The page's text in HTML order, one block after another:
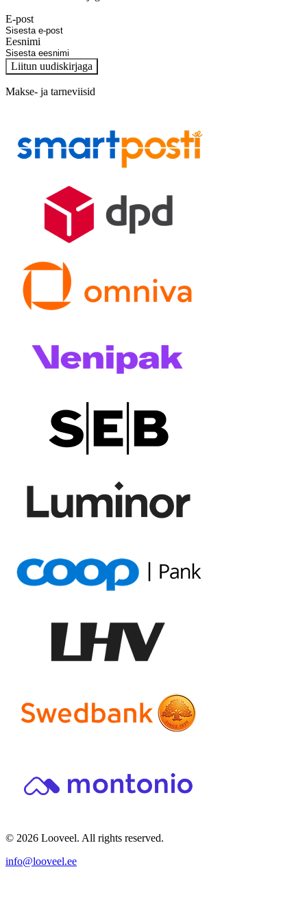
E-post
Eesnimi
Liitun uudiskirjaga
Makse- ja tarneviisid
© 2026 Looveel. All rights reserved.
info@looveel.ee